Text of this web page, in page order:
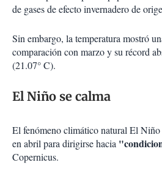
de gases de efecto invernadero de
Sin embargo, la temperatura mostró
comparación con marzo y su récord
(21.07° C).
El Niño se calma
El fenómeno climático natural El
en abril para dirigirse hacia
Copernicus.